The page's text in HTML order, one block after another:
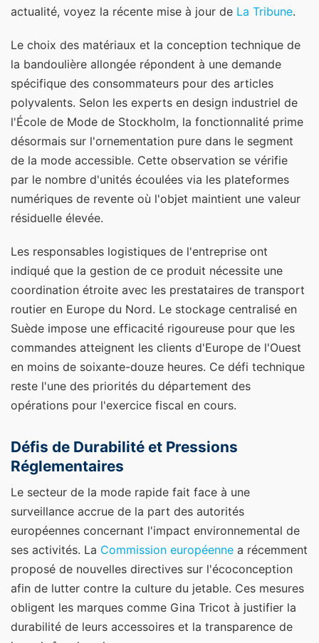
actualité, voyez la récente mise à jour de La Tribune.
Le choix des matériaux et la conception technique de
la bandoulière allongée répondent à une demande
spécifique des consommateurs pour des articles
polyvalents. Selon les experts en design industriel de
l'École de Mode de Stockholm, la fonctionnalité prime
désormais sur l'ornementation pure dans le segment
de la mode accessible. Cette observation se vérifie
par le nombre d'unités écoulées via les plateformes
numériques de revente où l'objet maintient une valeur
résiduelle élevée.
Les responsables logistiques de l'entreprise ont
indiqué que la gestion de ce produit nécessite une
coordination étroite avec les prestataires de transport
routier en Europe du Nord. Le stockage centralisé en
Suède impose une efficacité rigoureuse pour que les
commandes atteignent les clients d'Europe de l'Ouest
en moins de soixante-douze heures. Ce défi technique
reste l'une des priorités du département des
opérations pour l'exercice fiscal en cours.
Défis de Durabilité et Pressions
Réglementaires
Le secteur de la mode rapide fait face à une
surveillance accrue de la part des autorités
européennes concernant l'impact environnemental de
ses activités. La Commission européenne a récemment
proposé de nouvelles directives sur l'écoconception
afin de lutter contre la culture du jetable. Ces mesures
obligent les marques comme Gina Tricot à justifier la
durabilité de leurs accessoires et la transparence de